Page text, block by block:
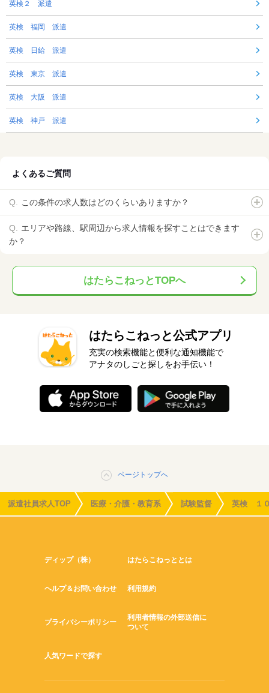
英検２ 派遣
英検 福岡 派遣
英検 日給 派遣
英検 東京 派遣
英検 大阪 派遣
英検 神戸 派遣
よくあるご質問
この条件の求人数はどのくらいありますか？
エリアや路線、駅周辺から求人情報を探すことはできます
か？
はたらこねっとTOPへ
はたらこねっと公式アプリ
充実の検索機能と便利な通知機能で
アナタのしごと探しをお手伝い！
ページトップへ
派遣社員求人TOP 医療・介護・教育系 試験監督 英検 １
ディップ（株） はたらこねっととは
ヘルプ＆お問い合わせ 利用規約
プライバシーポリシー
利用者情報の外部送信に
ついて
人気ワードで探す